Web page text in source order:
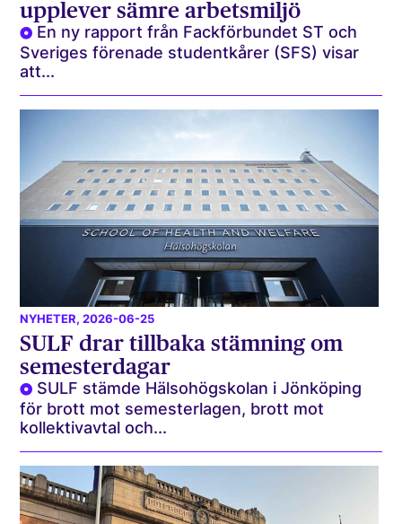
upplever sämre arbetsmiljö
En ny rapport från Fackförbundet ST och
Sveriges förenade studentkårer (SFS) visar
att...
NYHETER, 2026-06-25
SULF drar tillbaka stämning om
semesterdagar
SULF stämde Hälsohögskolan i Jönköping
för brott mot semesterlagen, brott mot
kollektivavtal och...